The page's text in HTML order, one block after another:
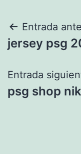
de
entradas
Entrada
jersey psg
Entrada
psg shop